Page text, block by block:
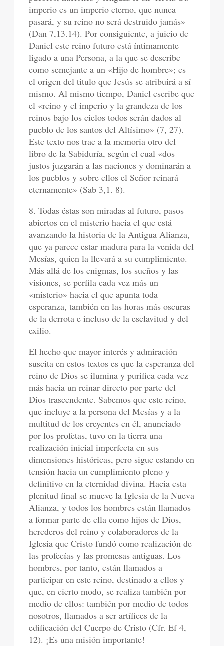
imperio es un imperio eterno, que nunca
pasará, y su reino no será destruido jamás»
(Dan 7,13.14). Por consiguiente, a juicio de
Daniel este reino futuro está íntimamente
ligado a una Persona, a la que se describe
como semejante a un «Hijo de hombre»; es
el origen del titulo que Jesús se atribuirá a sí
mismo. Al mismo tiempo, Daniel escribe que
el «reino y el imperio y la grandeza de los
reinos bajo los cielos todos serán dados al
pueblo de los santos del Altísimo» (7, 27).
Este texto nos trae a la memoria otro del
libro de la Sabiduría, según el cual «dos
justos juzgarán a las naciones y dominarán a
los pueblos y sobre ellos el Señor reinará
eternamente» (Sab 3,1. 8).
8. Todas éstas son miradas al futuro, pasos
abiertos en el misterio hacia el que está
avanzando la historia de la Antigua Alianza,
que ya parece estar madura para la venida del
Mesías, quien la llevará a su cumplimiento.
Más allá de los enigmas, los sueños y las
visiones, se perfila cada vez más un
«misterio» hacia el que apunta toda
esperanza, también en las horas más oscuras
de la derrota e incluso de la esclavitud y del
exilio.
El hecho que mayor interés y admiración
suscita en estos textos es que la esperanza del
reino de Dios se ilumina y purifica cada vez
más hacia un reinar directo por parte del
Dios trascendente. Sabemos que este reino,
que incluye a la persona del Mesías y a la
multitud de los creyentes en él, anunciado
por los profetas, tuvo en la tierra una
realización inicial imperfecta en sus
dimensiones históricas, pero sigue estando en
tensión hacia un cumplimiento pleno y
definitivo en la eternidad divina. Hacia esta
plenitud final se mueve la Iglesia de la Nueva
Alianza, y todos los hombres están llamados
a formar parte de ella como hijos de Dios,
herederos del reino y colaboradores de la
Iglesia que Cristo fundó como realización de
las profecías y las promesas antiguas. Los
hombres, por tanto, están llamados a
participar en este reino, destinado a ellos y
que, en cierto modo, se realiza también por
medio de ellos: también por medio de todos
nosotros, llamados a ser artífices de la
edificación del Cuerpo de Cristo (Cfr. Ef 4,
12). ¡Es una misión importante!